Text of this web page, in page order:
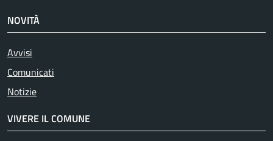
NOVITÀ
Avvisi
Comunicati
Notizie
VIVERE IL COMUNE